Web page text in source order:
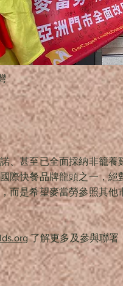
、甚至已全面採納非籠養
際快餐品牌龍頭之一，絕
而是希望麥當勞參照其他
了解更多及參與聯署